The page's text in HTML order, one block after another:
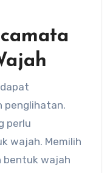
penglihatan.
perlu
wajah. Memilih
bentuk wajah